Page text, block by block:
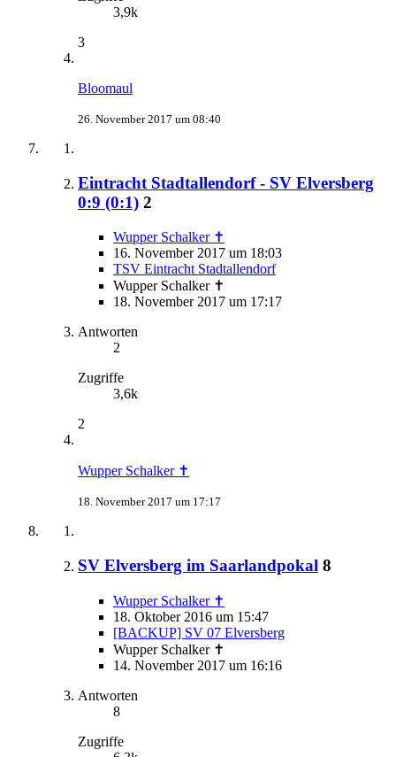
3,9k
3
Bloomaul
26. November 2017 um 08:40
Eintracht Stadtallendorf - SV Elversberg
0:9 (0:1) 2
Wupper Schalker ✝
16. November 2017 um 18:03
TSV Eintracht Stadtallendorf
Wupper Schalker ✝
18. November 2017 um 17:17
Antworten
2
Zugriffe
3,6k
2
Wupper Schalker ✝
18. November 2017 um 17:17
SV Elversberg im Saarlandpokal 8
Wupper Schalker ✝
18. Oktober 2016 um 15:47
[BACKUP] SV 07 Elversberg
Wupper Schalker ✝
14. November 2017 um 16:16
Antworten
8
Zugriffe